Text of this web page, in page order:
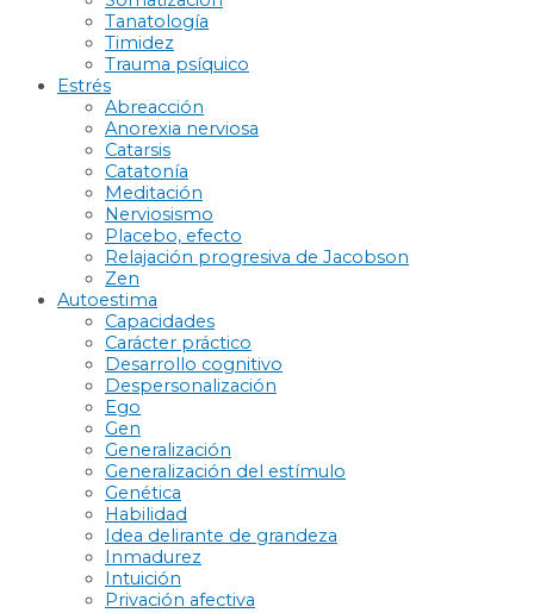
Tanatología
Timidez
Trauma psíquico
Estrés
Abreacción
Anorexia nerviosa
Catarsis
Catatonía
Meditación
Nerviosismo
Placebo, efecto
Relajación progresiva de Jacobson
Zen
Autoestima
Capacidades
Carácter práctico
Desarrollo cognitivo
Despersonalización
Ego
Gen
Generalización
Generalización del estímulo
Genética
Habilidad
Idea delirante de grandeza
Inmadurez
Intuición
Privación afectiva